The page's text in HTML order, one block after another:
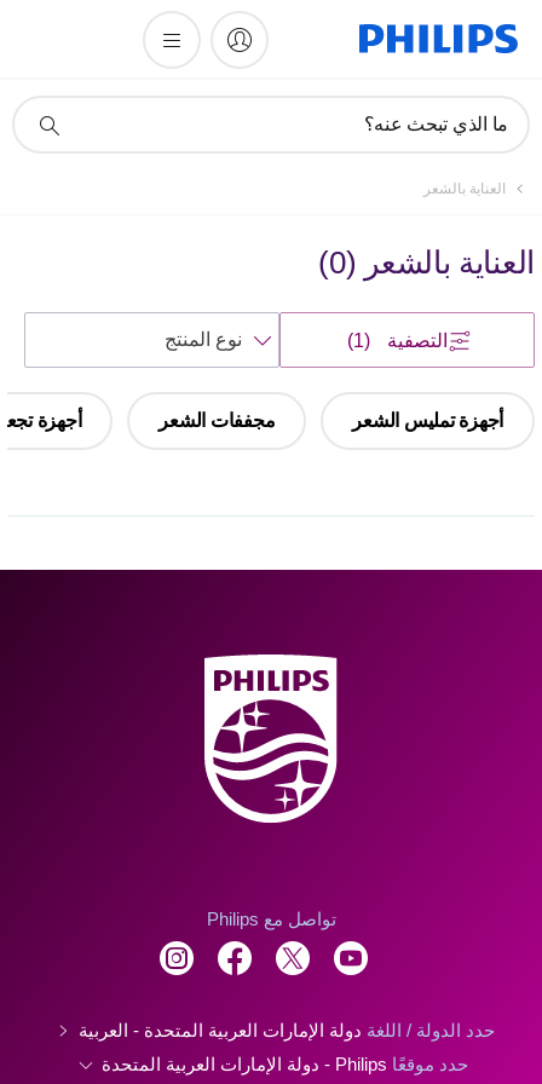
دعم
ما الذي تبحث عنه؟
العناية بالشعر
العناية بالشعر (
0
)
التصفية (1)
حسب
أجهزة تمليس الشعر مجففات الشعر أجهزة
تواصل مع Philips
حدد الدولة / اللغة دولة الإمارات العربية المتحدة - العربية
حدد موقعًا Philips - دولة الإمارات العربية المتحدة